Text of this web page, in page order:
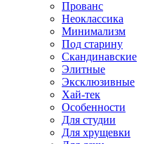
Прованс
Неоклассика
Минимализм
Под старину
Скандинавские
Элитные
Эксклюзивные
Хай-тек
Особенности
Для студии
Для хрущевки